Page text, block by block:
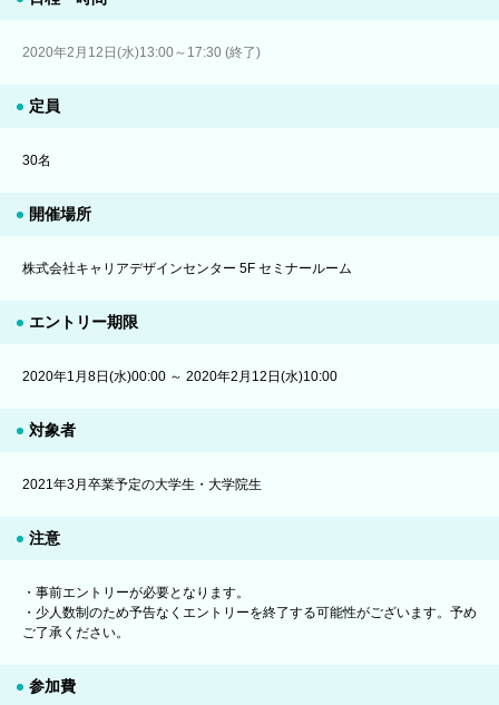
2020年2月12日(水)13:00～17:30 (終了)
定員
30名
開催場所
株式会社キャリアデザインセンター 5F セミナールーム
エントリー期限
2020年1月8日(水)00:00 ～ 2020年2月12日(水)10:00
対象者
2021年3月卒業予定の大学生・大学院生
注意
・事前エントリーが必要となります。
・少人数制のため予告なくエントリーを終了する可能性がございます。予め
ご了承ください。
参加費